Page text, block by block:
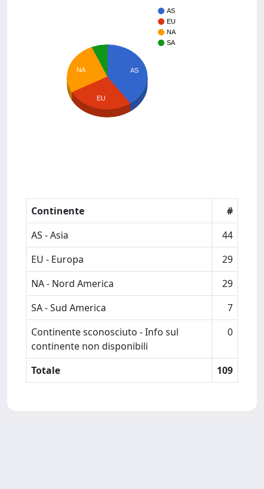
AS
EU
NA
SA
AS
NA
EU
Continente
#
AS - Asia
44
EU - Europa
29
NA - Nord America
29
SA - Sud America
7
Continente sconosciuto - Info sul
continente non disponibili
0
Totale 109